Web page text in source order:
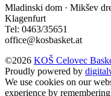
Mladinski dom · Mikšev
Klagenfurt
Tel: 0463/35651
office@kosbasket.at
©2026 KOŠ Celovec
Proudly powered by
We use cookies on our
experience by